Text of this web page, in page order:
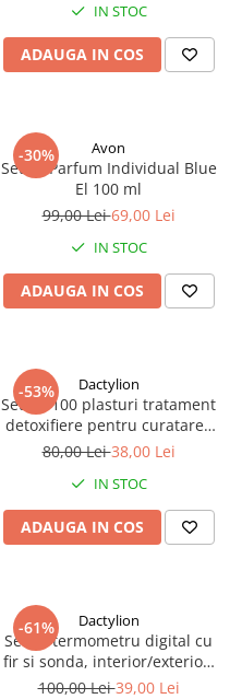
negru
IN STOC
ADAUGA IN COS
-30% Avon
Set 2x Parfum Individual Blue
El 100 ml
99,00 Lei69,00 Lei
IN STOC
ADAUGA IN COS
-53% Dactylion
Set de 100 plasturi tratament
detoxifiere pentru curatarea
picioarelor
80,00 Lei38,00 Lei
IN STOC
ADAUGA IN COS
-61% Dactylion
Set 4x termometru digital cu
fir si sonda, interior/exterior,
BATERII INCLUSE
100,00 Lei39,00 Lei